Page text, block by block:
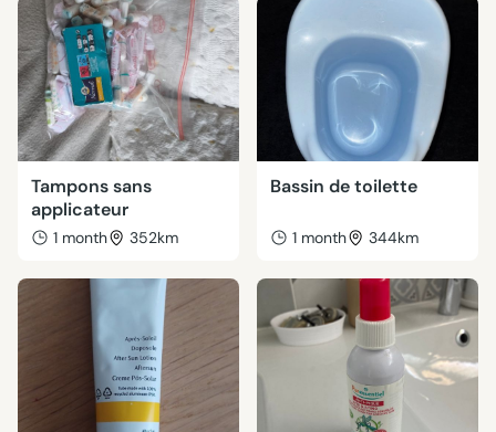
Tampons sans
applicateur
1 month 352km
Bassin de toilette
1 month 344km